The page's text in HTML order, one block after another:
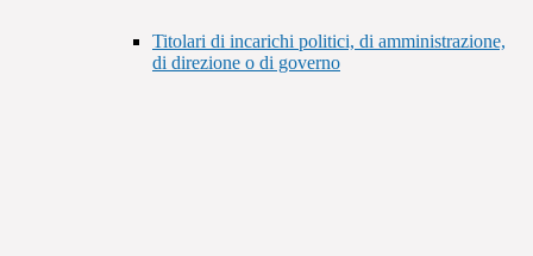
Titolari di incarichi politici, di amministrazione,
di direzione o di governo